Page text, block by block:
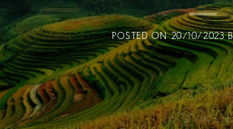
POSTED ON20/10/2023